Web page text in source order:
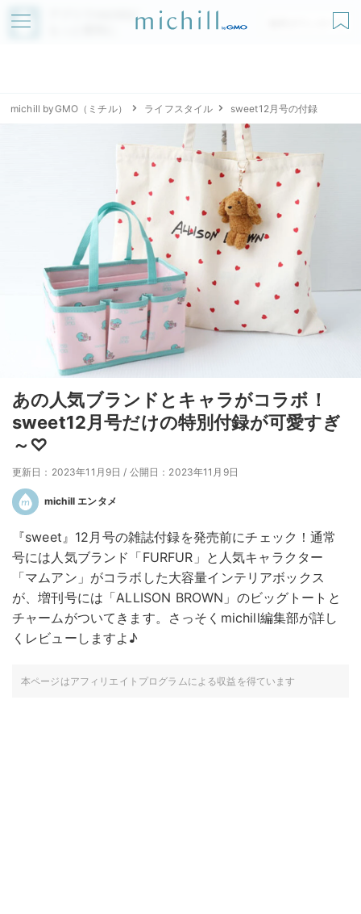
アプリでmichillが
無料ダウンロード
michill byGMO（ミチル） ライフスタイル sweet12月号の付録
あの人気ブランドとキャラがコラボ！
sweet12月号だけの特別付録が可愛すぎ
～♡
更新日：2023年11月9日 / 公開日：2023年11月9日
michill エンタメ
『sweet』12月号の雑誌付録を発売前にチェック！通常
号には人気ブランド「FURFUR」と人気キャラクター
「マムアン」がコラボした大容量インテリアボックス
が、増刊号には「ALLISON BROWN」のビッグトートと
チャームがついてきます。さっそくmichill編集部が詳し
くレビューしますよ♪
本ページはアフィリエイトプログラムによる収益を得ています